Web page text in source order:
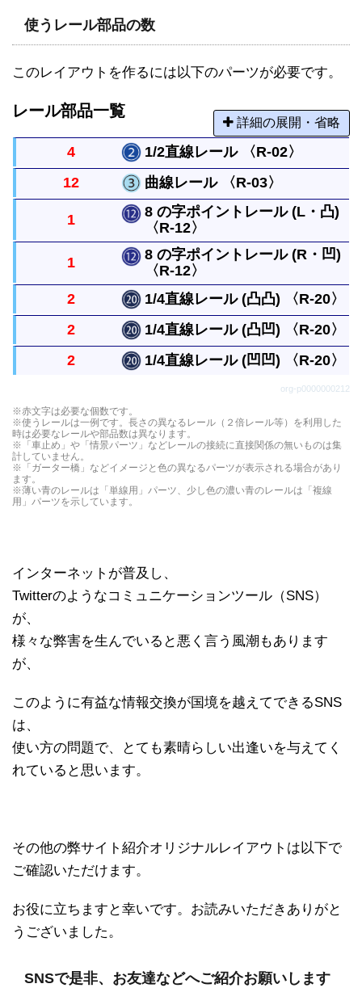
使うレール部品の数
このレイアウトを作るには以下のパーツが必要です。
レール部品一覧
詳細の展開・省略
4 1/2直線レール 〈R-02〉
直線レールの半分の長さのまっすぐなレールです。
12 曲線レール 〈R-03〉
曲がったレールで半径は直線レール１本と同じで
す。円には８本必要です。
1
8 の字ポイントレール (L・凸)
〈R-12〉
左右に分かれる曲線レール２本を背中合わせにした
レールです。
1
8 の字ポイントレール (R・凹)
〈R-12〉
左右に分かれる曲線レール２本を背中合わせにした
レールです。
2 1/4直線レール (凸凸) 〈R-20〉
直線レールの1/4の長さの真っすぐなレールです。
つなぎ目が凸凸、凸凹、凹凹になった３種類があり
2 1/4直線レール (凸凹) 〈R-20〉
ます。
2 1/4直線レール (凹凹) 〈R-20〉
直線レールの1/4の長さの真っすぐなレールです。
つなぎ目が凸凸、凸凹、凹凹になった３種類があり
ます。
org-p0000000212
※赤文字は必要な個数です。
※使うレールは一例です。長さの異なるレール（２倍レール等）を利用した
時は必要なレールや部品数は異なります。
※「車止め」や「情景パーツ」などレールの接続に直接関係の無いものは集
計していません。
※「ガーター橋」などイメージと色の異なるパーツが表示される場合があり
ます。
※薄い青のレールは「単線用」パーツ、少し色の濃い青のレールは「複線
用」パーツを示しています。
インターネットが普及し、
Twitterのようなコミュニケーションツール（SNS）
が、
様々な弊害を生んでいると悪く言う風潮もあります
が、
このように有益な情報交換が国境を越えてできるSNS
は、
使い方の問題で、とても素晴らしい出逢いを与えてく
れていると思います。
その他の弊サイト紹介オリジナルレイアウトは以下で
ご確認いただけます。
お役に立ちますと幸いです。お読みいただきありがと
うございました。
SNSで是非、お友達などへご紹介お願いします